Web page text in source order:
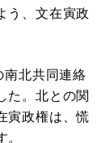
う、文在寅政
北共同連絡
た。北との関
寅政権は、慌